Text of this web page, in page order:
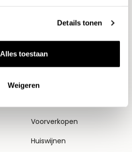
Details tonen
Alles toestaan
WeigerenThema's
Voorverkopen
Huiswijnen